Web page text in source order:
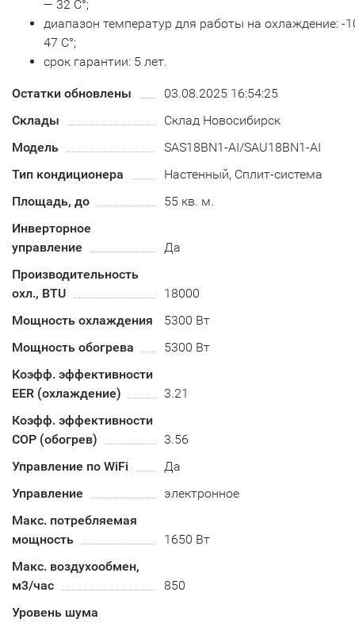
— 32 С°;
диапазон температур для работы на охлаждение: -
47 С°;
срок гарантии: 5 лет.
Остатки обновлены
03.08.2025 16:54:25
Склады
Склад Новосибирск
Модель
SAS18BN1-AI/SAU18BN1-AI
Тип кондиционера
Настенный, Сплит-система
Площадь, до
55 кв. м.
Инверторное
управление
Да
Производительность
охл., BTU
18000
Мощность охлаждения
5300 Вт
Мощность обогрева
5300 Вт
Коэфф. эффективности
EER (охлаждение)
3.21
Коэфф. эффективности
COP (обогрев)
3.56
Управление по WiFi
Да
Управление
электронное
Макс. потребляемая
мощность
1650 Вт
Макс. воздухообмен,
м3/час
850
Уровень шума